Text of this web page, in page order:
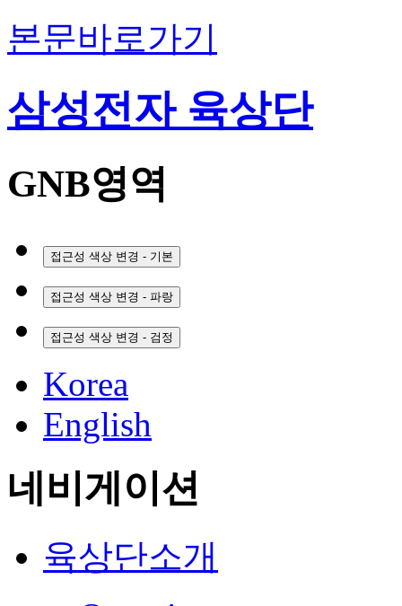
본문바로가기
삼성전자 육상단
GNB영역
접근성 색상 변경 - 기본
접근성 색상 변경 - 파랑
접근성 색상 변경 - 검정
Korea
English
네비게이션
육상단소개